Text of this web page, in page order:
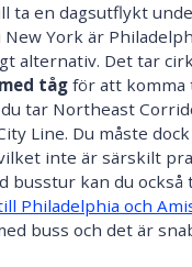
ta en dagsutflykt
New York är
alternativ. Det tar
tåg för att komma
tar Northeast
Line. Du måste
inte är särskilt
busstur kan du också
Philadelphia och
buss och det är